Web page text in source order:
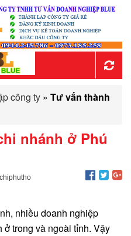
công ty » Tư vấn thành
nhánh ở Phú
nhiều doanh nghiệp
trong và ngoài tỉnh. Vậy